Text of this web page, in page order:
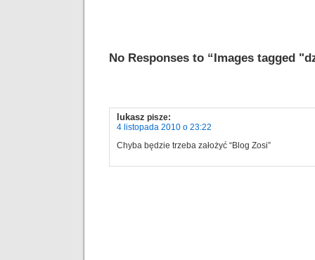
No Responses to “Images tagged
lukasz pisze:
4 listopada 2010 o 23:22
Chyba będzie trzeba założyć “Blog Zosi”